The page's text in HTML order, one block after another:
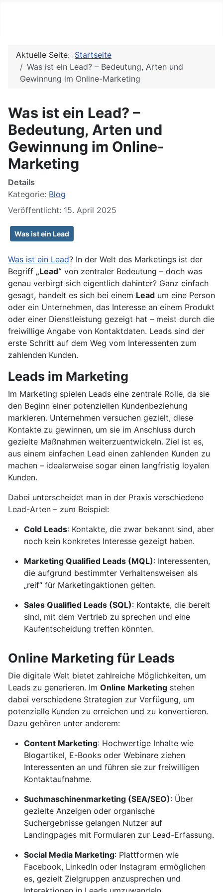
Aktuelle Seite: Startseite
Was ist ein Lead? – Bedeutung, Arten und
Gewinnung im Online-Marketing
Was ist ein Lead? –
Bedeutung, Arten und
Gewinnung im Online-
Marketing
Details
Kategorie: Blog
Veröffentlicht: 15. April 2025
Was ist ein Lead
Was ist ein Lead? In der Welt des Marketings ist der
Begriff „Lead“ von zentraler Bedeutung – doch was
genau verbirgt sich eigentlich dahinter? Ganz einfach
gesagt, handelt es sich bei einem Lead um eine Person
oder ein Unternehmen, das Interesse an einem Produkt
oder einer Dienstleistung gezeigt hat – meist durch die
freiwillige Angabe von Kontaktdaten. Leads sind der
erste Schritt auf dem Weg vom Interessenten zum
zahlenden Kunden.
Leads im Marketing
Im Marketing spielen Leads eine zentrale Rolle, da sie
den Beginn einer potenziellen Kundenbeziehung
markieren. Unternehmen versuchen gezielt, diese
Kontakte zu gewinnen, um sie im Anschluss durch
gezielte Maßnahmen weiterzuentwickeln. Ziel ist es,
aus einem einfachen Lead einen zahlenden Kunden zu
machen – idealerweise sogar einen langfristig loyalen
Kunden.
Dabei unterscheidet man in der Praxis verschiedene
Lead-Arten – zum Beispiel:
Cold Leads: Kontakte, die zwar bekannt sind, aber
noch kein konkretes Interesse gezeigt haben.
Marketing Qualified Leads (MQL): Interessenten,
die aufgrund bestimmter Verhaltensweisen als
„reif“ für Marketingaktionen gelten.
Sales Qualified Leads (SQL): Kontakte, die bereit
sind, mit dem Vertrieb zu sprechen und eine
Kaufentscheidung treffen könnten.
Online Marketing für Leads
Die digitale Welt bietet zahlreiche Möglichkeiten, um
Leads zu generieren. Im Online Marketing stehen
dabei verschiedene Strategien zur Verfügung, um
potenzielle Kunden zu erreichen und zu konvertieren.
Dazu gehören unter anderem:
Content Marketing: Hochwertige Inhalte wie
Blogartikel, E-Books oder Webinare ziehen
Interessenten an und führen sie zur freiwilligen
Kontaktaufnahme.
Suchmaschinenmarketing (SEA/SEO): Über
gezielte Anzeigen oder organische
Suchergebnisse gelangen Nutzer auf
Landingpages mit Formularen zur Lead-Erfassung.
Social Media Marketing: Plattformen wie
Facebook, LinkedIn oder Instagram ermöglichen
es, gezielt Zielgruppen anzusprechen und